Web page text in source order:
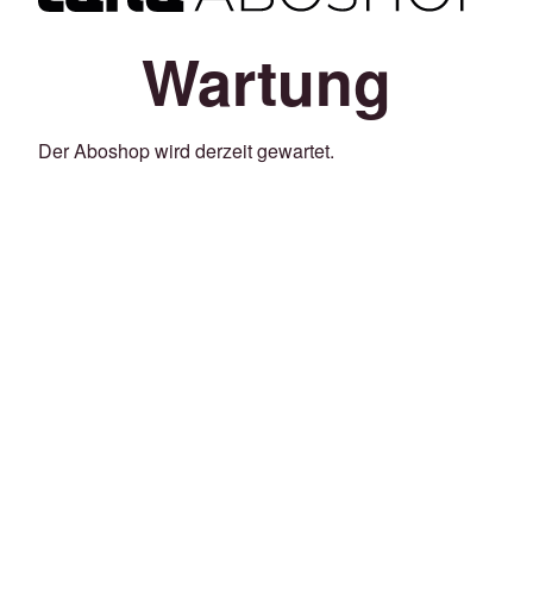
Wartung
Der Aboshop wird derzeit gewartet.